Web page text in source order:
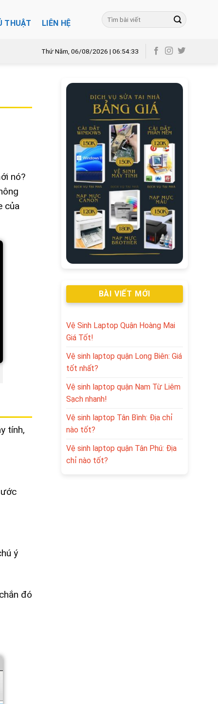
THUẬT LIÊN HỆ
Thứ Năm, 06/08/2026 | 06:54:34
nó?
của
tính,
ý
đó
BÀI VIẾT MỚI
Vệ Sinh Laptop Quận Hoàng Mai
Giá Tốt!
Vệ sinh laptop quận Long Biên: Giá
tốt nhất?
Vệ sinh laptop quận Nam Từ Liêm
Sạch nhanh!
Vệ sinh laptop Tân Bình: Địa chỉ
nào tốt?
Vệ sinh laptop quận Tân Phú: Địa
chỉ nào tốt?